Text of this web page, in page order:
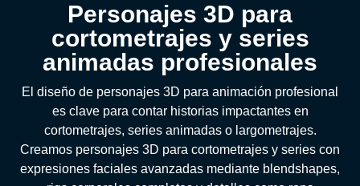
Personajes 3D para
cortometrajes y series
animadas profesionales
El diseño de personajes 3D para animación profesional
es clave para contar historias impactantes en
cortometrajes, series animadas o largometrajes.
Creamos personajes 3D para cortometrajes y series con
expresiones faciales avanzadas mediante blendshapes,